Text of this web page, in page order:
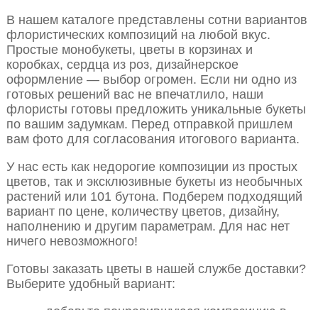
В нашем каталоге представлены сотни вариантов
флористических композиций на любой вкус.
Простые монобукеты, цветы в корзинах и
коробках, сердца из роз, дизайнерское
оформление — выбор огромен. Если ни одно из
готовых решений вас не впечатлило, наши
флористы готовы предложить уникальные букеты
по вашим задумкам. Перед отправкой пришлем
вам фото для согласования итогового варианта.
У нас есть как недорогие композиции из простых
цветов, так и эксклюзивные букеты из необычных
растений или 101 бутона. Подберем подходящий
вариант по цене, количеству цветов, дизайну,
наполнению и другим параметрам. Для нас нет
ничего невозможного!
Готовы заказать цветы в нашей службе доставки?
Выберите удобный вариант: